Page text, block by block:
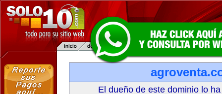
El dueño de este dominio lo